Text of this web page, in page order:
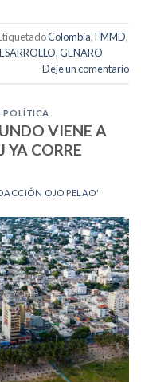
Colombia,FMMD,
,GENARO
Deje un comentario
,POLÍTICA
VIENE A
YA CORRE
OJO PELAO'